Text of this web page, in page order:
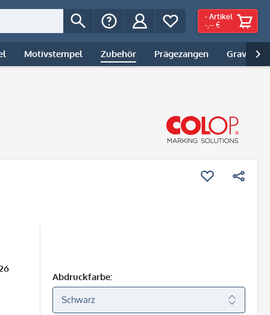
- Artikel
-,-- €
Motivstempel Zubehör Prägezangen Gravur |

Abdruckfarbe: